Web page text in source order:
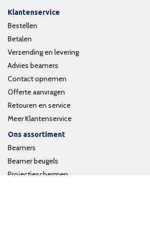
Klantenservice
Bestellen
Betalen
Verzending en levering
Advies beamers
Contact opnemen
Offerte aanvragen
Retouren en service
Meer Klantenservice
Ons assortiment
Beamers
Beamer beugels
Projectieschermen